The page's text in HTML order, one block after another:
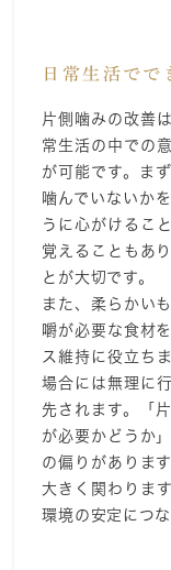
日常生活でで
片側噛みの改善
常生活の中での
が可能です。ま
噛んでいないか
うに心がけるこ
覚えることもあ
とが大切です。
また、柔らかい
嚼が必要な食材
ス維持に役立ち
場合には無理に
先されます。「
が必要かどうか
の偏りがありま
大きく関わりま
環境の安定につな